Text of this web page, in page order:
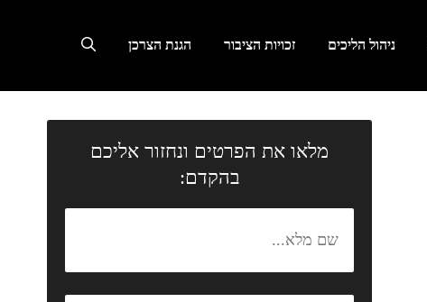
ניהול הליכים זכויות הציבור הגנת הצרכן
מלאו את הפרטים ונחזור אליכם
בהקדם: